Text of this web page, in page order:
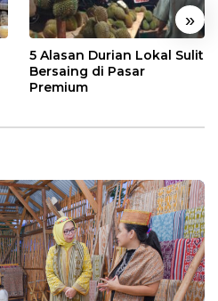
»
5 Alasan Durian Lokal Sulit
Bersaing di Pasar
Premium